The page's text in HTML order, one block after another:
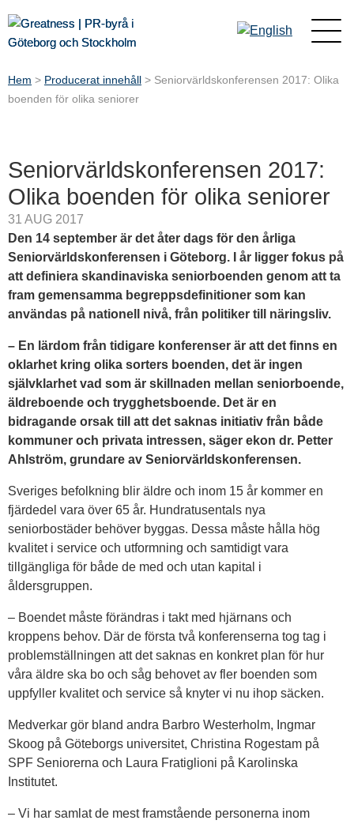
Hem > Producerat innehåll > Seniorvärldskonferensen 2017: Olika
boenden för olika seniorer
Seniorvärldskonferensen 2017:
Olika boenden för olika seniorer
31 AUG 2017
Den 14 september är det åter dags för den årliga
Seniorvärldskonferensen i Göteborg. I år ligger fokus på
att definiera skandinaviska seniorboenden genom att ta
fram gemensamma begreppsdefinitioner som kan
användas på nationell nivå, från politiker till näringsliv.
– En lärdom från tidigare konferenser är att det finns en
oklarhet kring olika sorters boenden, det är ingen
självklarhet vad som är skillnaden mellan seniorboende,
äldreboende och trygghetsboende. Det är en
bidragande orsak till att det saknas initiativ från både
kommuner och privata intressen, säger ekon dr. Petter
Ahlström, grundare av Seniorvärldskonferensen.
Sveriges befolkning blir äldre och inom 15 år kommer en
fjärdedel vara över 65 år. Hundratusentals nya
seniorbostäder behöver byggas. Dessa måste hålla hög
kvalitet i service och utformning och samtidigt vara
tillgängliga för både de med och utan kapital i
åldersgruppen.
– Boendet måste förändras i takt med hjärnans och
kroppens behov. Där de första två konferenserna tog tag i
problemställningen att det saknas en konkret plan för hur
våra äldre ska bo och såg behovet av fler boenden som
uppfyller kvalitet och service så knyter vi nu ihop säcken.
Medverkar gör bland andra Barbro Westerholm, Ingmar
Skoog på Göteborgs universitet, Christina Rogestam på
SPF Seniorerna och Laura Fratiglioni på Karolinska
Institutet.
– Vi har samlat de mest framstående personerna inom